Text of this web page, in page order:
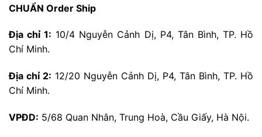
CHUẨN Order Ship
Địa chỉ 1: 10/4 Nguyễn Cảnh Dị, P4, Tân Bình, TP. Hồ
Chí Minh.
Địa chỉ 2: 12/20 Nguyễn Cảnh Dị, P4, Tân Bình, TP. Hồ
Chí Minh.
VPĐD: 5/68 Quan Nhân, Trung Hoà, Cầu Giấy, Hà Nội.